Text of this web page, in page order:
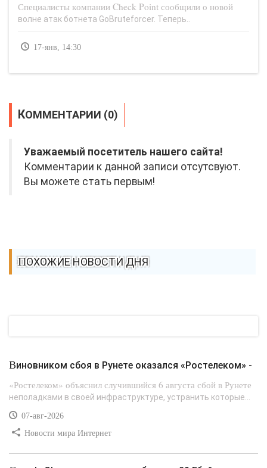
Специалисты компании Check Point сообщили о новой
волне атак ботнета GoBruteforcer. Теперь..
17-янв, 14:30
КОММЕНТАРИИ (0)
Уважаемый посетитель нашего сайта!
Комментарии к данной записи отсутсвуют.
Вы можете стать первым!
ПОХОЖИЕ НОВОСТИ ДНЯ
Виновником сбоя в Рунете оказался «Ростелеком» -
«Ростелеком» объяснил случившийся 6 августа сбой в Рунете
неполадками в своей инфраструктуре, устранить которые...
07-авг-2026
Новости мира Интернет